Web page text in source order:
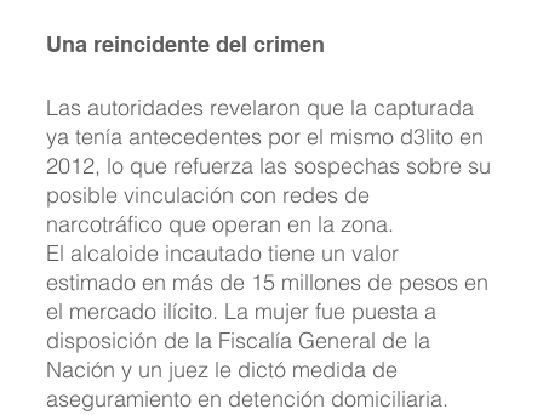
Una reincidente del crimen
Las autoridades revelaron que la capturada
ya tenía antecedentes por el mismo d3lito en
2012, lo que refuerza las sospechas sobre su
posible vinculación con redes de
narcotráfico que operan en la zona.
El alcaloide incautado tiene un valor
estimado en más de 15 millones de pesos en
el mercado ilícito. La mujer fue puesta a
disposición de la Fiscalía General de la
Nación y un juez le dictó medida de
aseguramiento en detención domiciliaria.